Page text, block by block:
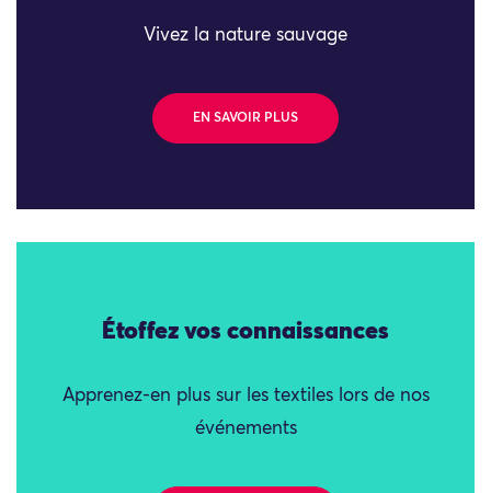
Vivez la nature sauvage
EN SAVOIR PLUS
Étoffez vos connaissances
Apprenez-en plus sur les textiles lors de nos
événements